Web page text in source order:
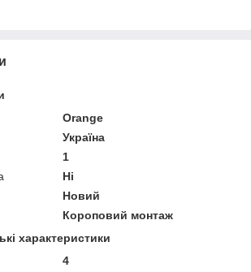
Orange
Україна
1
Ні
Новий
Короповий монтаж
характеристики
4